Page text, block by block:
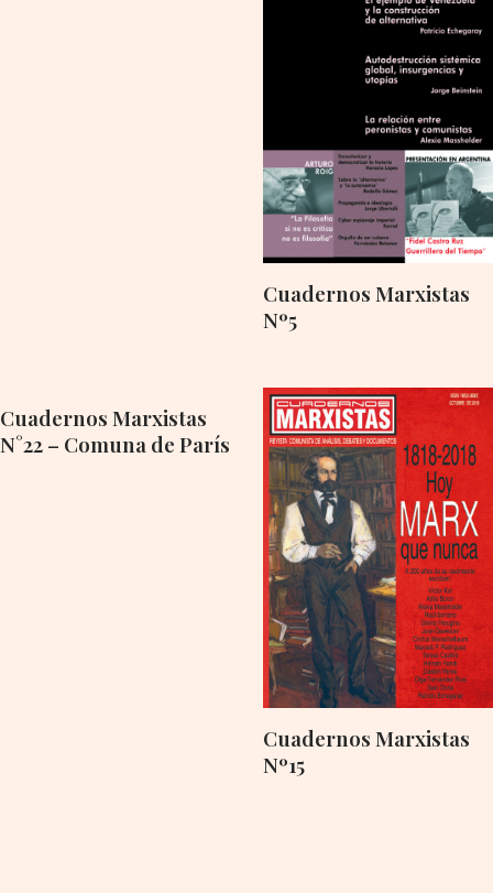
Cuadernos Marxistas
Nº5
Cuadernos Marxistas
N°22 – Comuna de París
Cuadernos Marxistas
Nº15